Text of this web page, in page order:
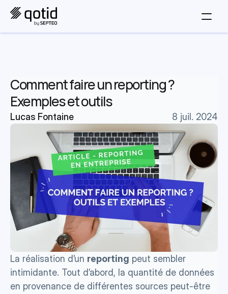
Comment faire un reporting ?
Exemples et outils
Lucas Fontaine 8 juil. 2024
La réalisation d’un reporting peut sembler
intimidante. Tout d’abord, la quantité de données
en provenance de différentes sources peut-être